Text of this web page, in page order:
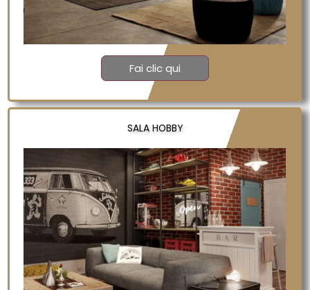
Fai clic qui
SALA HOBBY